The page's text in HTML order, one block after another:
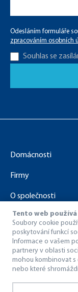
Odesláním formuláře
zpracováním osobních
Souhlas se
Domácnosti
Firmy
O společnosti
Dokumenty ke
©
Tento web
Soubory cookie
poskytování funkcí
Informace o vašem
partnery v oblasti
mohou kombinovat s
nebo které